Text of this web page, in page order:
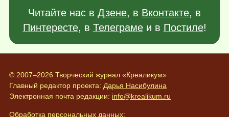
Читайте нас в Дзене, в Вконтакте, в
Пинтересте, в Телеграмеи в Постиле!
© 2007–2026 Творческий журнал «Креаликум»
Главный редактор проекта: Дарья Насибулина
Электронная почта редакции: info@krealikum.ru
Обработка персональных данных: